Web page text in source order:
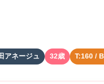
アネージュ 32歳 T:160 /